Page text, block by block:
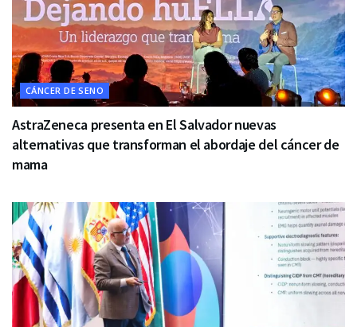
CÁNCER DE SENO
AstraZeneca presenta en El Salvador nuevas
alternativas que transforman el abordaje del cáncer de
mama